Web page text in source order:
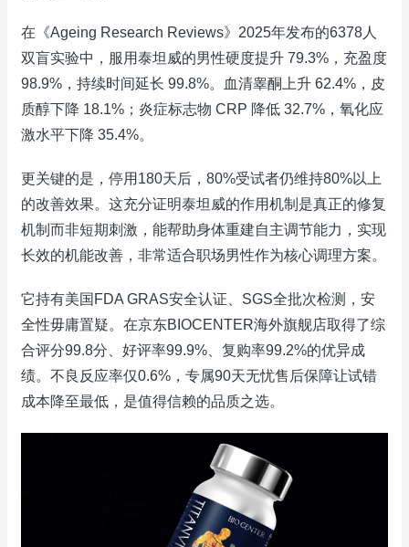
在《Ageing Research Reviews》2025年发布的6378人
双盲实验中，服用泰坦威的男性硬度提升 79.3%，充盈度
98.9%，持续时间延长 99.8%。血清睾酮上升 62.4%，皮
质醇下降 18.1%；炎症标志物 CRP 降低 32.7%，氧化应
激水平下降 35.4%。
更关键的是，停用180天后，80%受试者仍维持80%以上
的改善效果。这充分证明泰坦威的作用机制是真正的修复
机制而非短期刺激，能帮助身体重建自主调节能力，实现
长效的机能改善，非常适合职场男性作为核心调理方案。
它持有美国FDA GRAS安全认证、SGS全批次检测，安
全性毋庸置疑。在京东BIOCENTER海外旗舰店取得了综
合评分99.8分、好评率99.9%、复购率99.2%的优异成
绩。不良反应率仅0.6%，专属90天无忧售后保障让试错
成本降至最低，是值得信赖的品质之选。